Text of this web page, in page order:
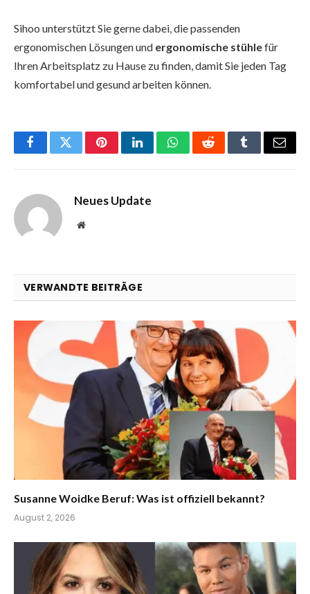
Sihoo unterstützt Sie gerne dabei, die passenden
ergonomischen Lösungen und ergonomische stühlefür
Ihren Arbeitsplatz zu Hause zu finden, damit Sie jeden Tag
komfortabel und gesund arbeiten können.
FacebookTwitterPinterestLinkedInWhatsAppRedditTumblrEmail
Neues Update
Website
VERWANDTE BEITRÄGE
Susanne Woidke Beruf: Was ist offiziell bekannt?
August 2, 2026